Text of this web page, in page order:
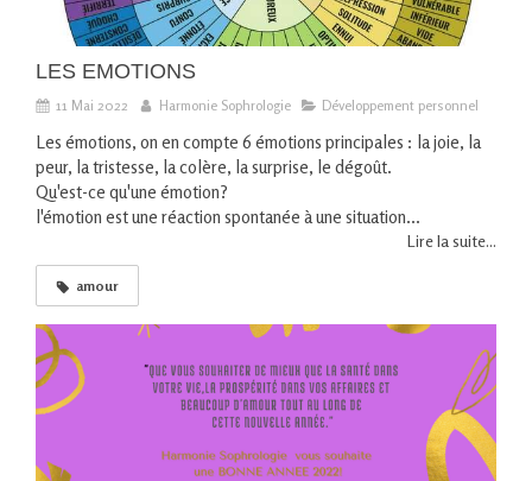
LES EMOTIONS
11 Mai 2022 Harmonie Sophrologie Développement personnel
Les émotions, on en compte 6 émotions principales : la joie, la
peur, la tristesse, la colère, la surprise, le dégoût.
Qu'est-ce qu'une émotion?
l'émotion est une réaction spontanée à une situation...
Lire la suite...
amour